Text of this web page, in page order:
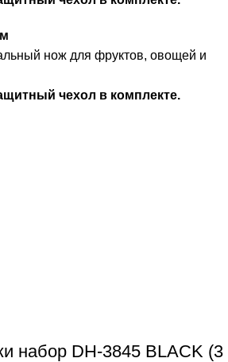
нож для фруктов, овощей и
чехол в комплекте.
набор DH-3845 BLACK (3